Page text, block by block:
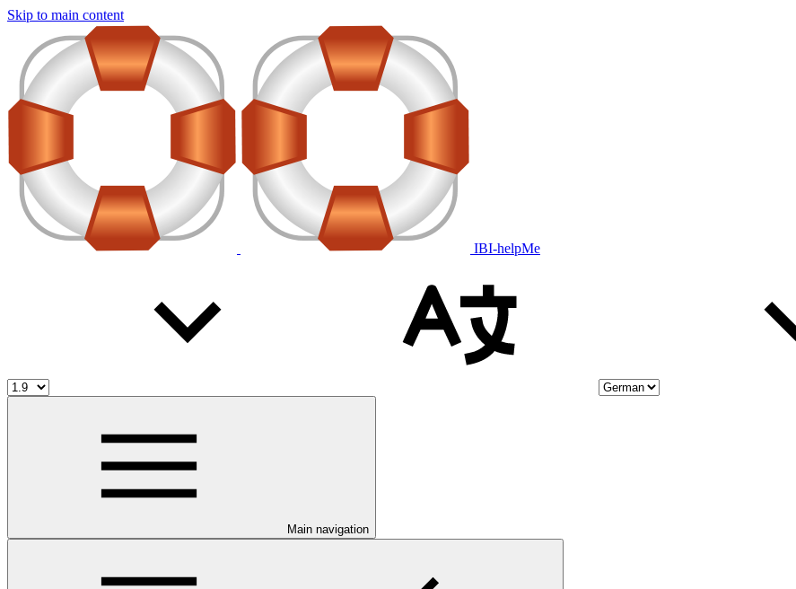
Skip to main content
IBI-helpMe
Main navigation